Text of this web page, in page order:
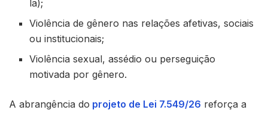
la);
Violência de gênero nas relações afetivas, sociais
ou institucionais;
Violência sexual, assédio ou perseguição
motivada por gênero.
A abrangência do projeto de Lei 7.549/26 reforça a